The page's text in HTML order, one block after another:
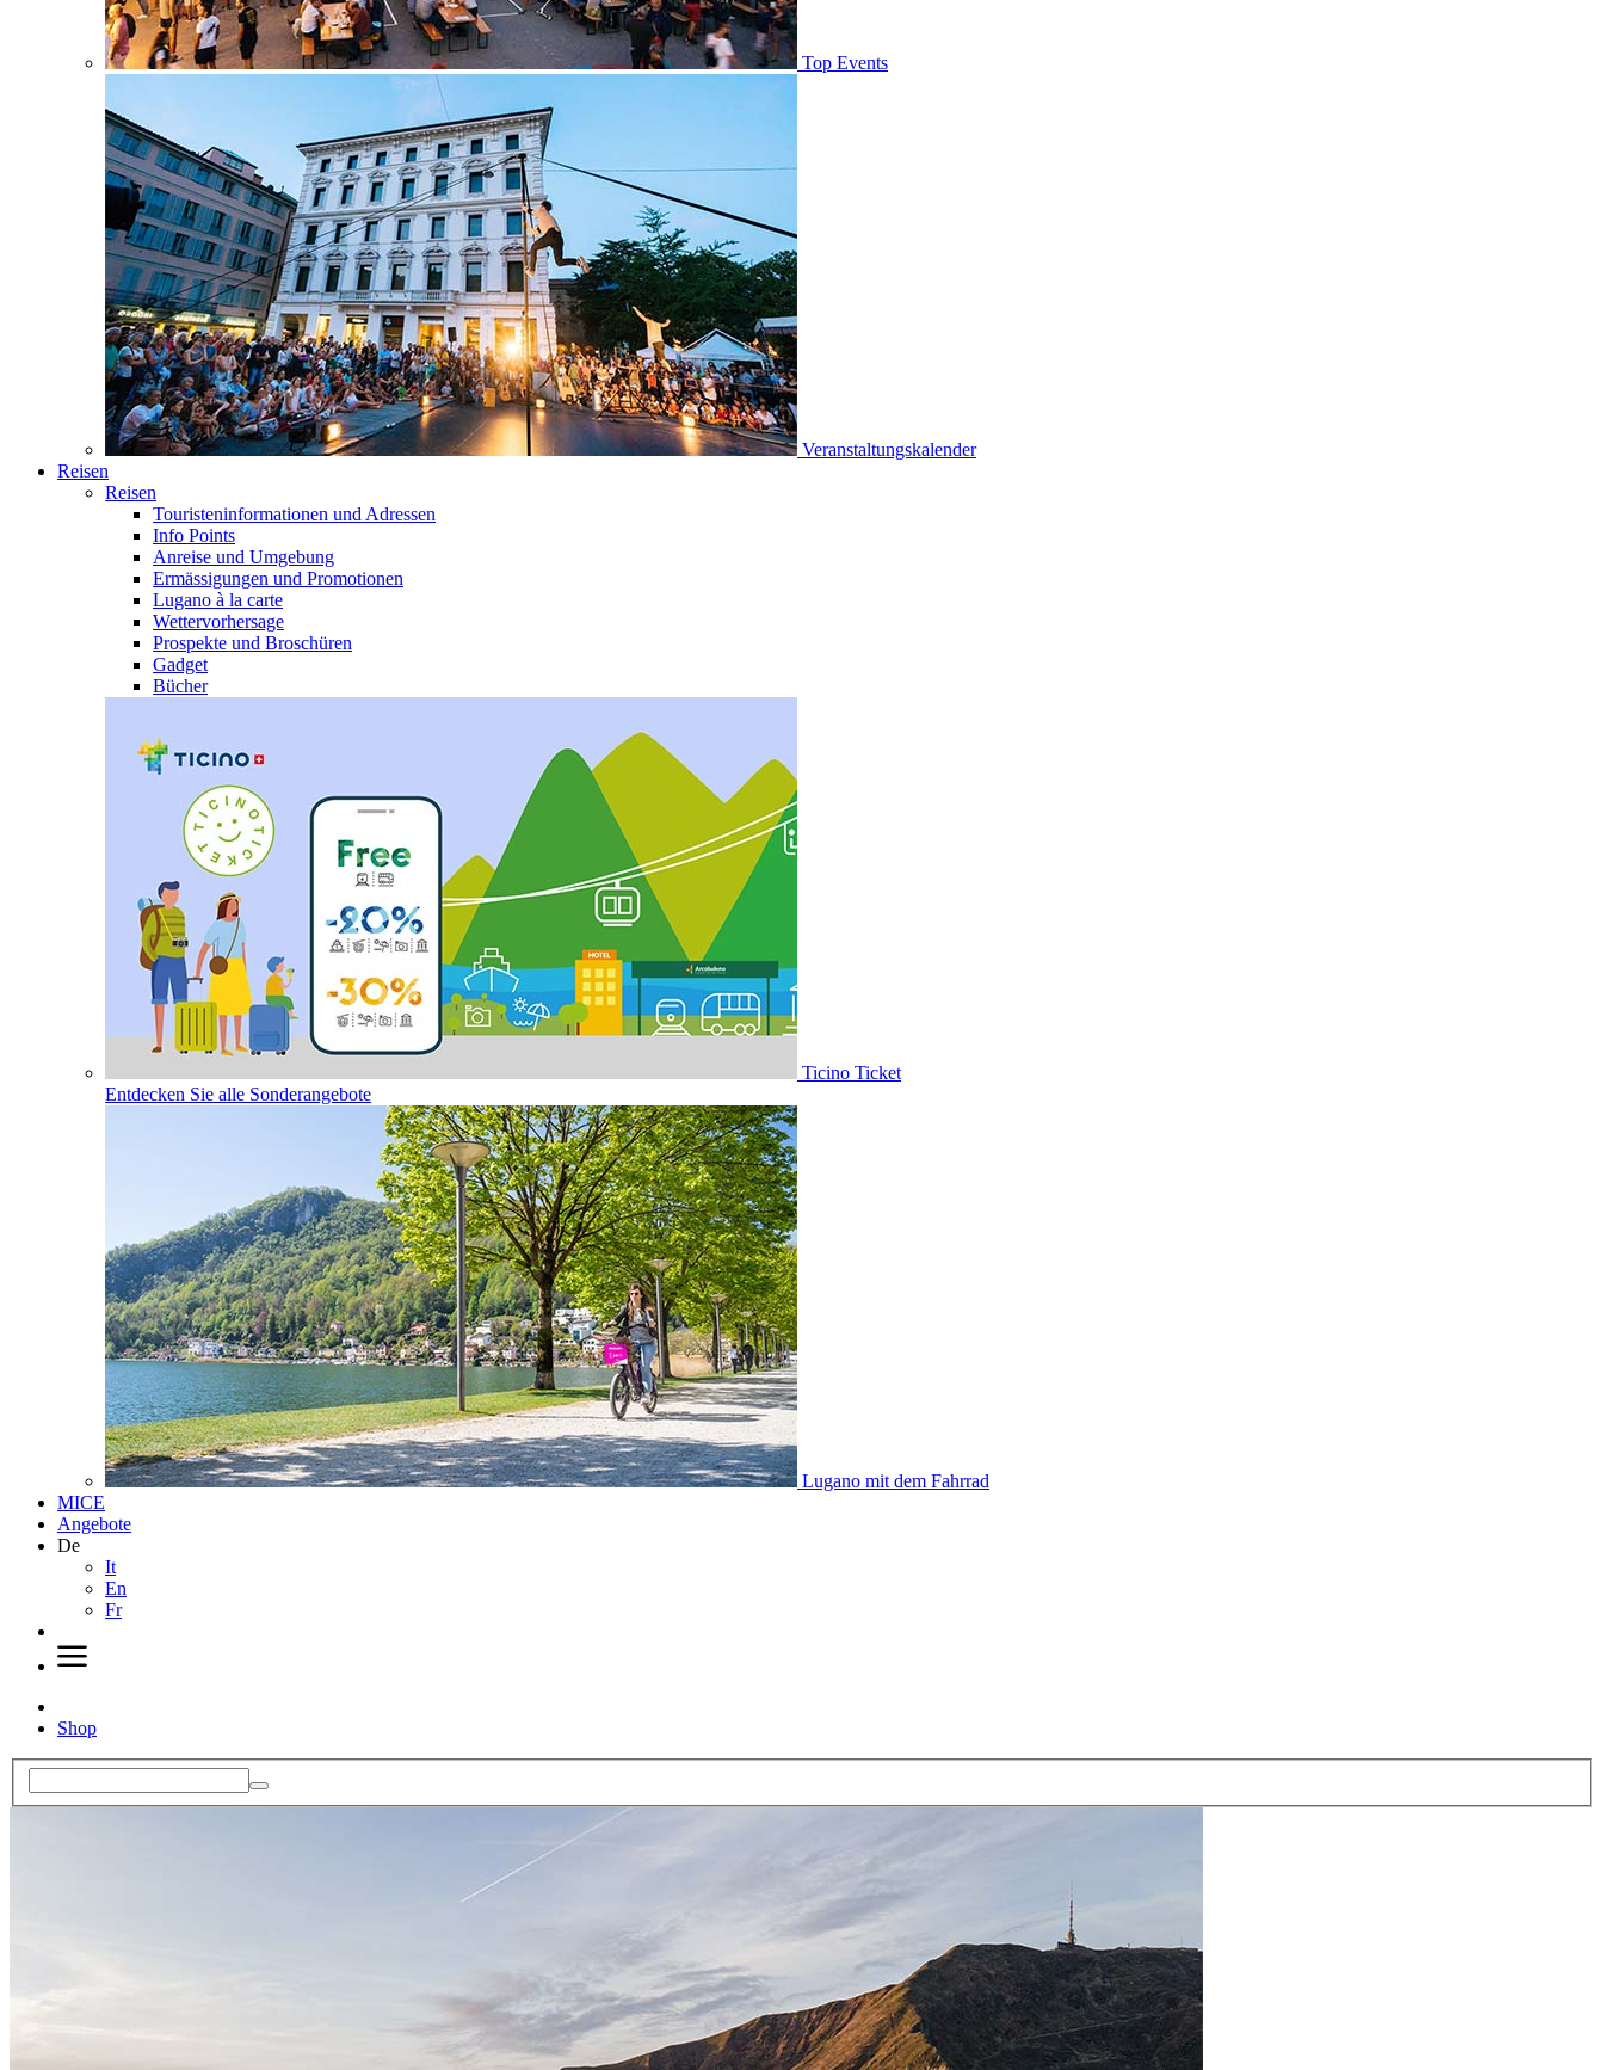
Top Events
Veranstaltungskalender
Reisen
Reisen
Touristeninformationen und Adressen
Info Points
Anreise und Umgebung
Ermässigungen und Promotionen
Lugano à la carte
Wettervorhersage
Prospekte und Broschüren
Gadget
Bücher
Ticino Ticket
Entdecken Sie alle Sonderangebote
Lugano mit dem Fahrrad
MICE
Angebote
De
It
En
Fr
Shop